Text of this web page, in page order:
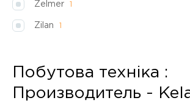
Zelmer 1
Zilan 1
Побутова техніка :
Производитель -